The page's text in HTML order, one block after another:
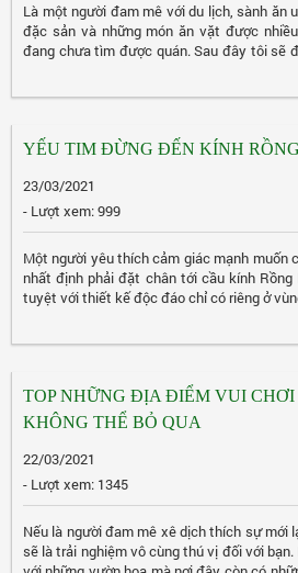
Là một người đam mê với du lịch, sành ăn
đặc sản và những món ăn vặt được
đang chưa tìm được quán. Sau đây tôi sẽ
YẾU TIM ĐỪNG ĐẾN KÍNH
23/03/2021
- Lượt xem: 999
Một người yêu thích cảm giác mạnh muốn
nhất định phải đặt chân tới cầu kính
tuyệt với thiết kế độc đáo chỉ có riêng ở
TOP NHỮNG ĐỊA ĐIỂM VUI
KHÔNG THỂ BỎ QUA
22/03/2021
- Lượt xem: 1345
Nếu là người đam mê xê dịch thích sự mới
sẽ là trải nghiệm vô cùng thú vị đối với